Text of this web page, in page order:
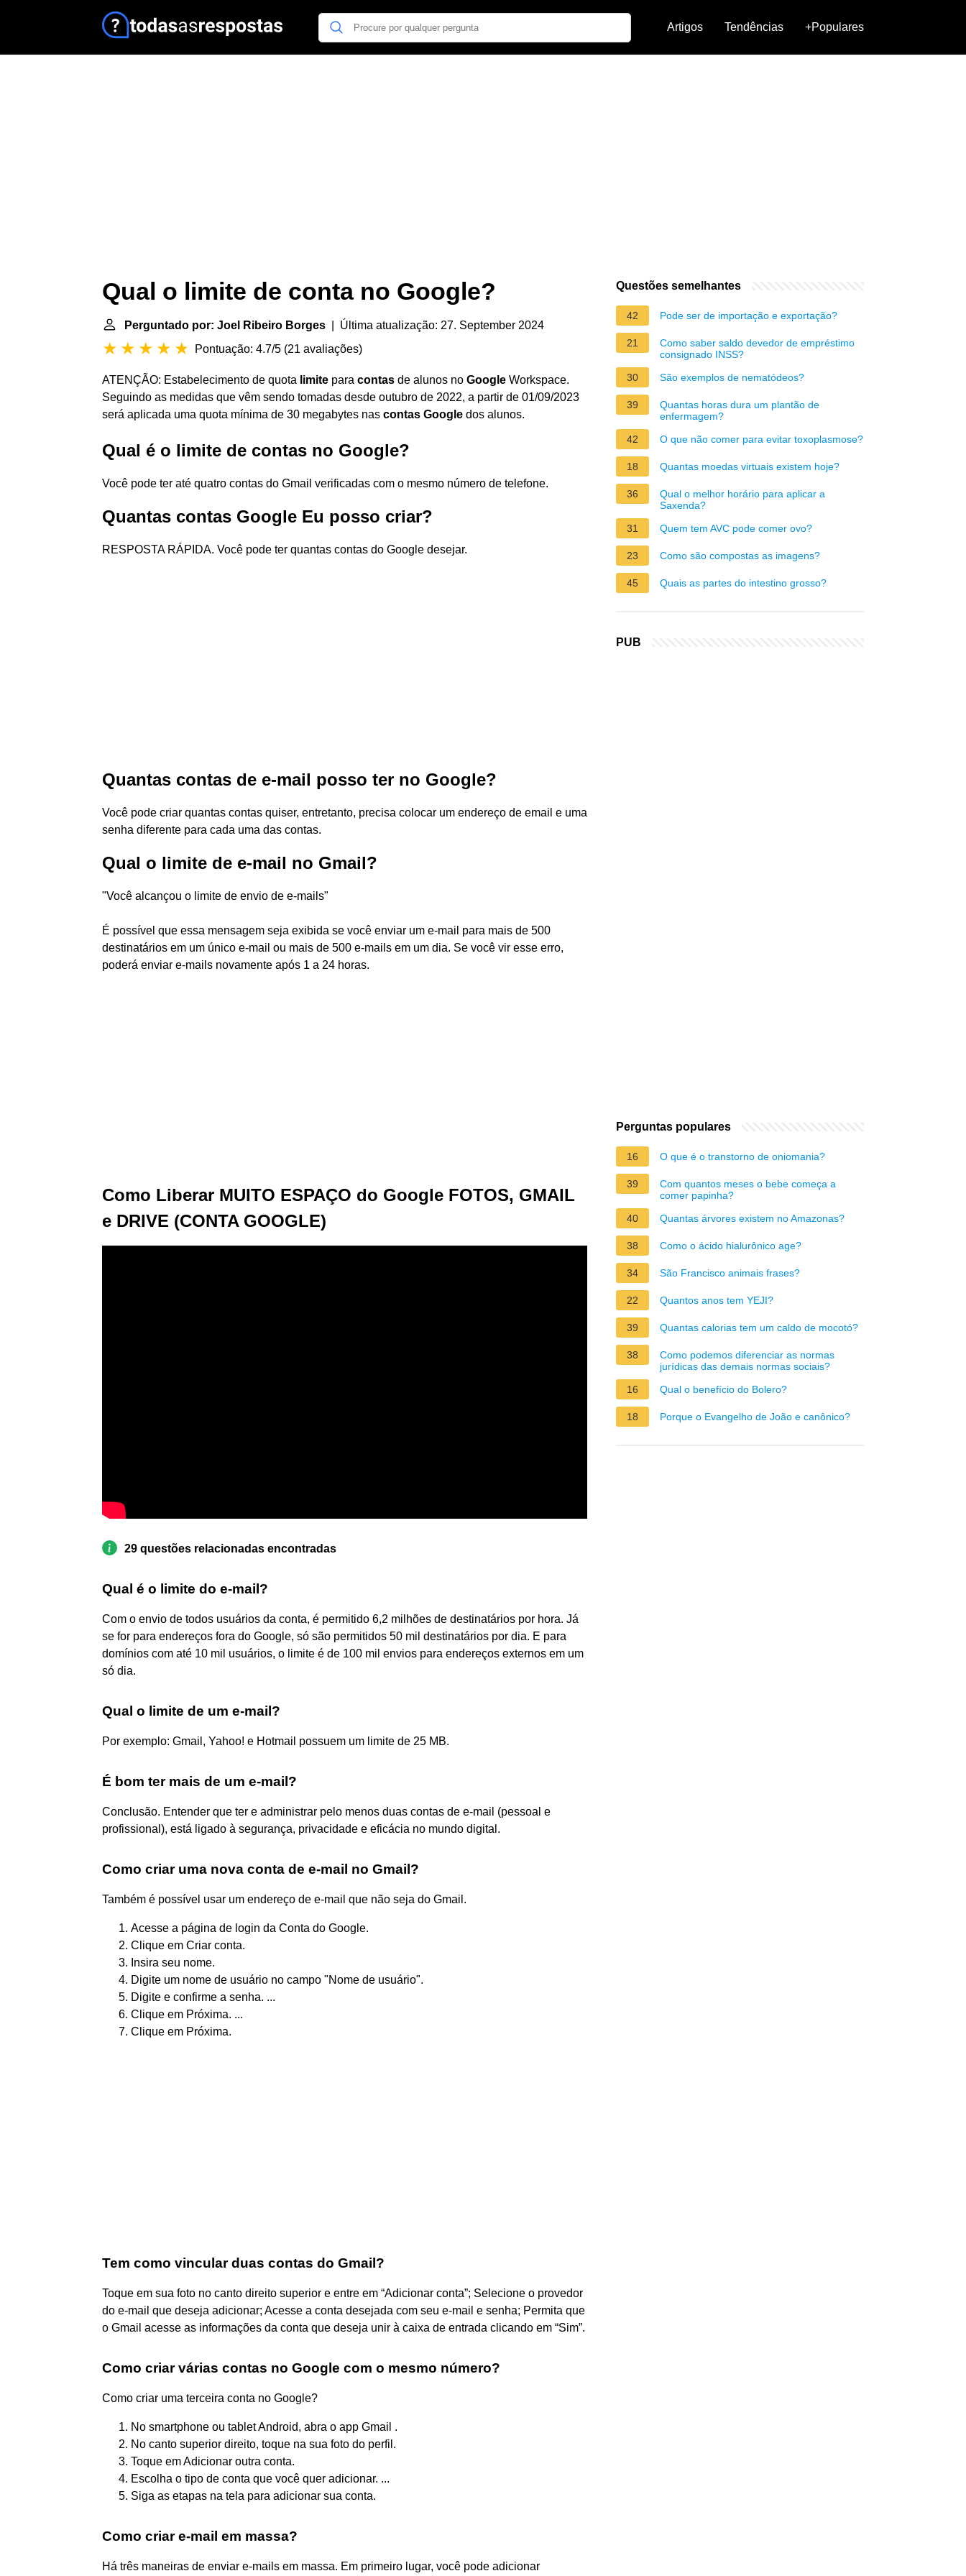
Artigos Tendências +Populares
Qual o limite de conta no Google?
Perguntado por: Joel Ribeiro Borges | Última atualização: 27. September 2024
Pontuação: 4.7/5 (21 avaliações)
ATENÇÃO: Estabelecimento de quota limite para contas de alunos no Google Workspace.
Seguindo as medidas que vêm sendo tomadas desde outubro de 2022, a partir de 01/09/2023
será aplicada uma quota mínima de 30 megabytes nas contas Google dos alunos.
Qual é o limite de contas no Google?
Você pode ter até quatro contas do Gmail verificadas com o mesmo número de telefone.
Quantas contas Google Eu posso criar?
RESPOSTA RÁPIDA. Você pode ter quantas contas do Google desejar.
Quantas contas de e-mail posso ter no Google?
Você pode criar quantas contas quiser, entretanto, precisa colocar um endereço de email e uma
senha diferente para cada uma das contas.
Qual o limite de e-mail no Gmail?
"Você alcançou o limite de envio de e-mails"
É possível que essa mensagem seja exibida se você enviar um e-mail para mais de 500
destinatários em um único e-mail ou mais de 500 e-mails em um dia. Se você vir esse erro,
poderá enviar e-mails novamente após 1 a 24 horas.
Como Liberar MUITO ESPAÇO do Google FOTOS, GMAIL
e DRIVE (CONTA GOOGLE)
29 questões relacionadas encontradas
Qual é o limite do e-mail?
Com o envio de todos usuários da conta, é permitido 6,2 milhões de destinatários por hora. Já
se for para endereços fora do Google, só são permitidos 50 mil destinatários por dia. E para
domínios com até 10 mil usuários, o limite é de 100 mil envios para endereços externos em um
só dia.
Qual o limite de um e-mail?
Por exemplo: Gmail, Yahoo! e Hotmail possuem um limite de 25 MB.
É bom ter mais de um e-mail?
Conclusão. Entender que ter e administrar pelo menos duas contas de e-mail (pessoal e
profissional), está ligado à segurança, privacidade e eficácia no mundo digital.
Como criar uma nova conta de e-mail no Gmail?
Também é possível usar um endereço de e-mail que não seja do Gmail.
Acesse a página de login da Conta do Google.
Clique em Criar conta.
Insira seu nome.
Digite um nome de usuário no campo "Nome de usuário".
Digite e confirme a senha. ...
Clique em Próxima. ...
Clique em Próxima.
Tem como vincular duas contas do Gmail?
Toque em sua foto no canto direito superior e entre em “Adicionar conta”; Selecione o provedor
do e-mail que deseja adicionar; Acesse a conta desejada com seu e-mail e senha; Permita que
o Gmail acesse as informações da conta que deseja unir à caixa de entrada clicando em “Sim”.
Como criar várias contas no Google com o mesmo número?
Como criar uma terceira conta no Google?
No smartphone ou tablet Android, abra o app Gmail .
No canto superior direito, toque na sua foto do perfil.
Toque em Adicionar outra conta.
Escolha o tipo de conta que você quer adicionar. ...
Siga as etapas na tela para adicionar sua conta.
Como criar e-mail em massa?
Há três maneiras de enviar e-mails em massa. Em primeiro lugar, você pode adicionar
Questões semelhantes
42 Pode ser de importação e exportação?
21
Como saber saldo devedor de empréstimo
consignado INSS?
30
São exemplos de nematódeos?
39
Quantas horas dura um plantão de
enfermagem?
42
O que não comer para evitar toxoplasmose?
18 Quantas moedas virtuais existem hoje?
36
Qual o melhor horário para aplicar a
Saxenda?
31
Quem tem AVC pode comer ovo?
23 Como são compostas as imagens?
45 Quais as partes do intestino grosso?
PUB
Perguntas populares
16 O que é o transtorno de oniomania?
39
Com quantos meses o bebe começa a
comer papinha?
40
Quantas árvores existem no Amazonas?
38 Como o ácido hialurônico age?
34 São Francisco animais frases?
22 Quantos anos tem YEJI?
39 Quantas calorias tem um caldo de mocotó?
38
Como podemos diferenciar as normas
jurídicas das demais normas sociais?
16
Qual o benefício do Bolero?
18 Porque o Evangelho de João e canônico?